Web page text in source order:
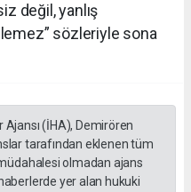
değil, yanlış
sözleriyle sona
(İHA), Demirören
tarafından eklenen tüm
olmadan ajans
yer alan hukuki